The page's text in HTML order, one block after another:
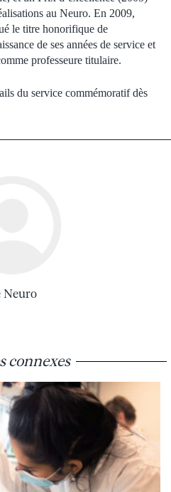
au Neuro. En 2009,
le titre honorifique de
de ses années de service et
professeure titulaire.
du service commémoratif dès
Neuro
connexes